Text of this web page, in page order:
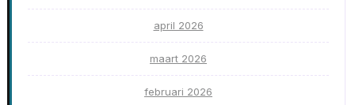
april 2026
maart 2026
februari 2026